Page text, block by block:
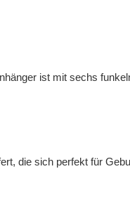
ist mit sechs
die sich perfekt für